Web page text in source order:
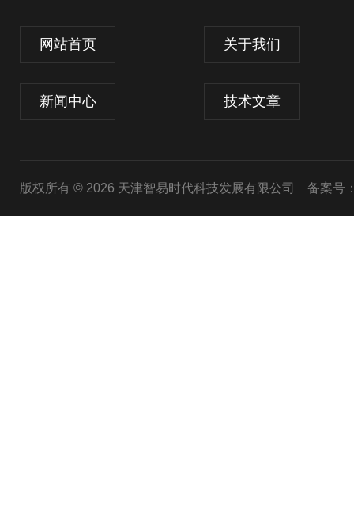
网站首页 关于我们
新闻中心 技术文章
版权所有 © 2026 天津智易时代科技发展有限公司 备案号